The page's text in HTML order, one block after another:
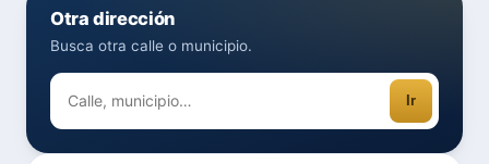
Otra dirección
Busca otra calle o municipio.
Ir